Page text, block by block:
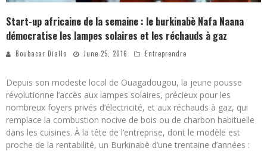
Start-up africaine de la semaine : le burkinabè Nafa Naana
démocratise les lampes solaires et les réchauds à gaz
Boubacar Diallo June 25, 2016 Entreprendre
Depuis son modeste local de Ouagadougou, la jeune pousse
révolutionne l’accès aux lampes solaires, précieux pour les
nombreux foyers privés d’électricité, et aux réchauds à gaz, qui
remplace la combustion nocive de bois ou de charbon habituelle
dans les cuisines. À la tête de l’entreprise, dont le modèle est
proche de la rentabilité, un Burkinabè d’une trentaine d’années :